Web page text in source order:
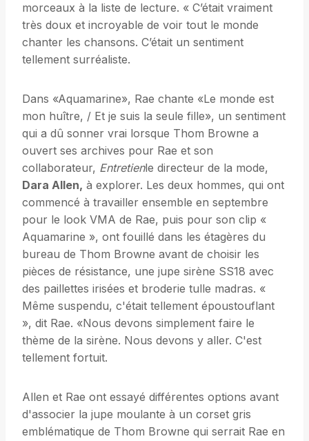
morceaux à la liste de lecture. « C’était vraiment
très doux et incroyable de voir tout le monde
chanter les chansons. C’était un sentiment
tellement surréaliste.
Dans «Aquamarine», Rae chante «Le monde est
mon huître, / Et je suis la seule fille», un sentiment
qui a dû sonner vrai lorsque Thom Browne a
ouvert ses archives pour Rae et son
collaborateur, Entretienle directeur de la mode,
Dara Allen, à explorer. Les deux hommes, qui ont
commencé à travailler ensemble en septembre
pour le look VMA de Rae, puis pour son clip «
Aquamarine », ont fouillé dans les étagères du
bureau de Thom Browne avant de choisir les
pièces de résistance, une jupe sirène SS18 avec
des paillettes irisées et broderie tulle madras. «
Même suspendu, c'était tellement époustouflant
», dit Rae. «Nous devons simplement faire le
thème de la sirène. Nous devons y aller. C'est
tellement fortuit.
Allen et Rae ont essayé différentes options avant
d'associer la jupe moulante à un corset gris
emblématique de Thom Browne qui serrait Rae en